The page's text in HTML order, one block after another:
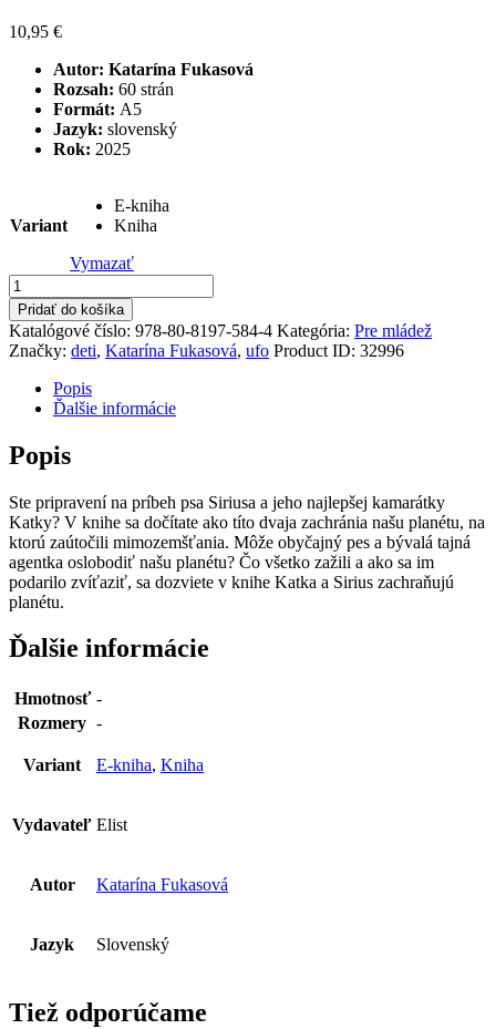
10,95 €
Autor: Katarína Fukasová
Rozsah: 60 strán
Formát: A5
Jazyk: slovenský
Rok: 2025
Variant
E-kniha
Kniha
Vymazať
množstvo
Katka
a
Sirius
zachraňujú
planétu
Pridať do košíka
Katalógové číslo: 978-80-8197-584-4 Kategória: Pre mládež
Značky: deti, Katarína Fukasová, ufo Product ID: 32996
Popis
Ďalšie informácie
Popis
Ste pripravení na príbeh psa Siriusa a jeho najlepšej kamarátky
Katky? V knihe sa dočítate ako títo dvaja zachránia našu planétu, na
ktorú zaútočili mimozemšťania. Môže obyčajný pes a bývalá tajná
agentka oslobodiť našu planétu? Čo všetko zažili a ako sa im
podarilo zvíťaziť, sa dozviete v knihe Katka a Sirius zachraňujú
planétu.
Ďalšie informácie
Hmotnosť -
Rozmery -
Variant E-kniha, Kniha
Vydavateľ Elist
Autor Katarína Fukasová
Jazyk Slovenský
Tiež odporúčame